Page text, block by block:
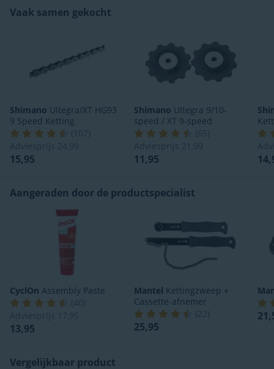
Vaak samen gekocht
Shimano Ultegra/XT HG93
9 Speed Ketting
(
107
Adviesprijs 24,99
15,95
Shimano Ultegra 9/10-
speed / XT 9-speed
(65
Adviesprijs 21,99
11,95
Aangeraden door de productspecialist
CyclOn Assembly Paste
(40
Adviesprijs
17,95
13,95
Mantel Kettingzweep +
Cassette-afnemer
(
25,95
Vergelijkbaar product